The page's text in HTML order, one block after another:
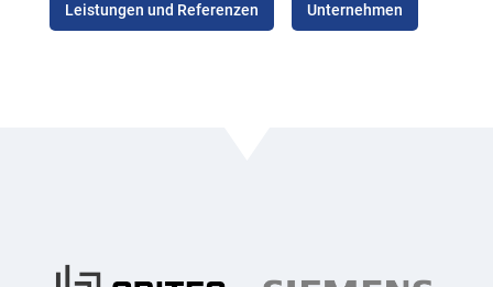
Leistungen und Referenzen Unternehmen